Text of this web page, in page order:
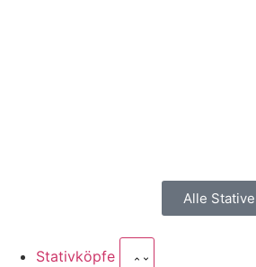
Alle Stative
Stativköpfe